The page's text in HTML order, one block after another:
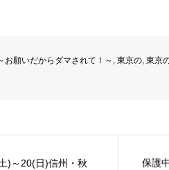
お願いだからダマされて！～ , 東京の, 東京
)～20(日)信州・秋
保護